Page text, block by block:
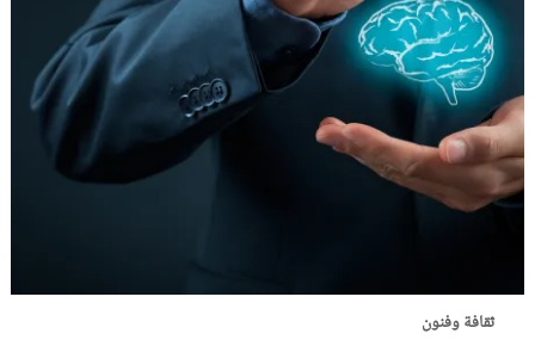
ثقافة وفنون